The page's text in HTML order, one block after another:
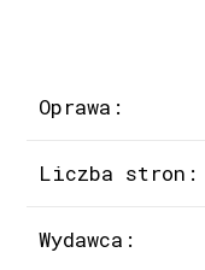
Oprawa:
Liczba stron:
Wydawca: